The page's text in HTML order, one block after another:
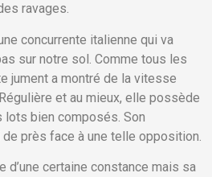
ravages.
concurrente italienne qui va
sur notre sol. Comme tous les
jument a montré de la vitesse
et au mieux, elle possède
bien composés. Son
près face à une telle opposition.
d’une certaine constance mais sa